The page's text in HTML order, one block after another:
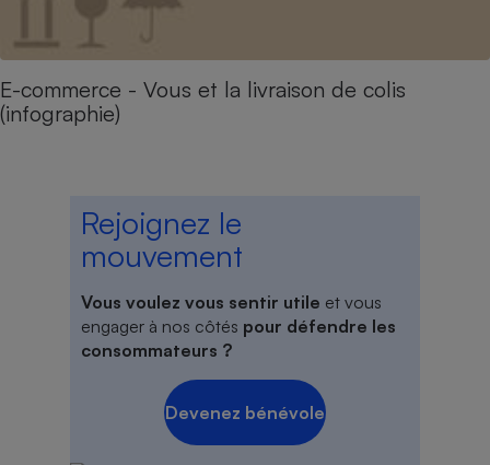
E-commerce - Vous et la livraison de colis
(infographie)
Rejoignez le
mouvement
Vous voulez vous sentir utile et vous
engager à nos côtés pour défendre les
consommateurs ?
Devenez bénévole